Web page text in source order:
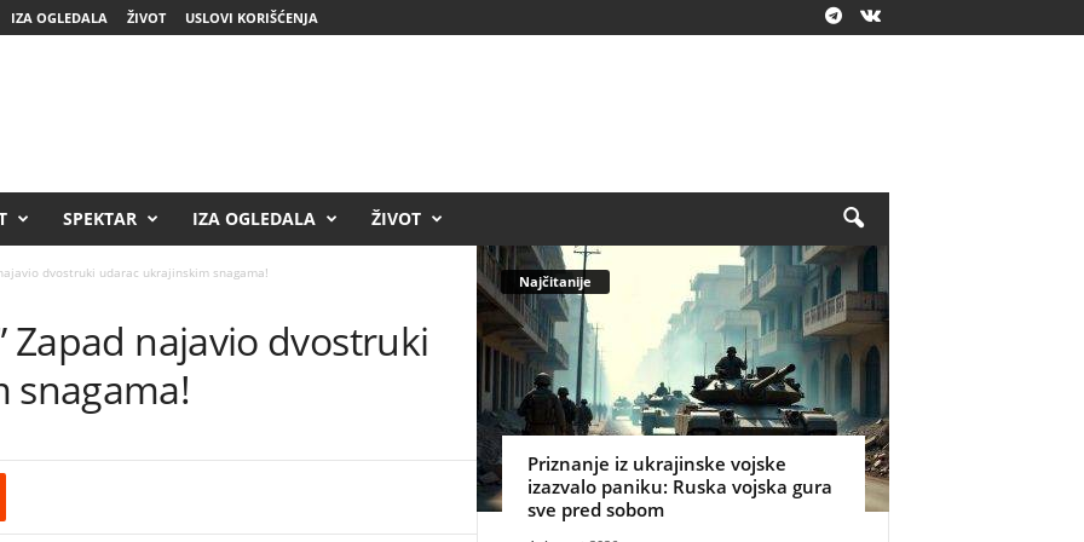
IZA OGLEDALA ŽIVOT USLOVI KORIŠĆENJA
SPEKTAR IZA OGLEDALA ŽIVOT
dvostruki udarac ukrajinskim snagama!
Zapad najavio dvostruki
snagama!
Najčitanije
Priznanje iz ukrajinske vojske
izazvalo paniku: Ruska vojska gura
sve pred sobom